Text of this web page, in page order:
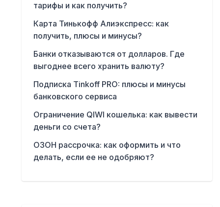
тарифы и как получить?
Карта Тинькофф Алиэкспресс: как
получить, плюсы и минусы?
Банки отказываются от долларов. Где
выгоднее всего хранить валюту?
Подписка Tinkoff PRO: плюсы и минусы
банковского сервиса
Ограничение QIWI кошелька: как вывести
деньги со счета?
ОЗОН рассрочка: как оформить и что
делать, если ее не одобряют?